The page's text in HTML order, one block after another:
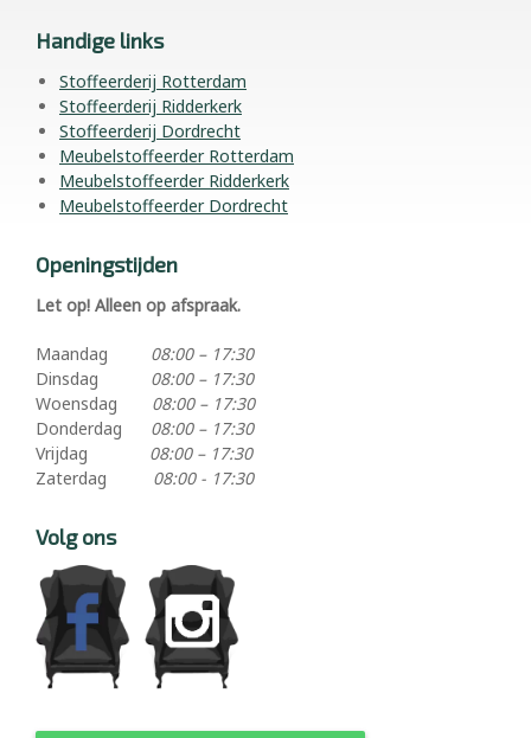
Handige links
Stoffeerderij Rotterdam
Stoffeerderij Ridderkerk
Stoffeerderij Dordrecht
Meubelstoffeerder Rotterdam
Meubelstoffeerder Ridderkerk
Meubelstoffeerder Dordrecht
Openingstijden
Let op! Alleen op afspraak.
Maandag
08:00 – 17:30
Dinsdag
08:00 – 17:30
Woensdag
08:00 – 17:30
Donderdag
08:00 – 17:30
Vrijdag
08:00 – 17:30
Zaterdag
08:00 - 17:30
Volg ons